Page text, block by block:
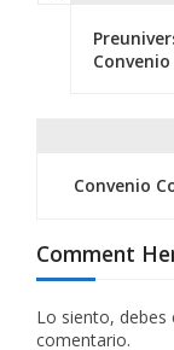
c
i
Convenio
Comment
Lo siento, debes
comentario.